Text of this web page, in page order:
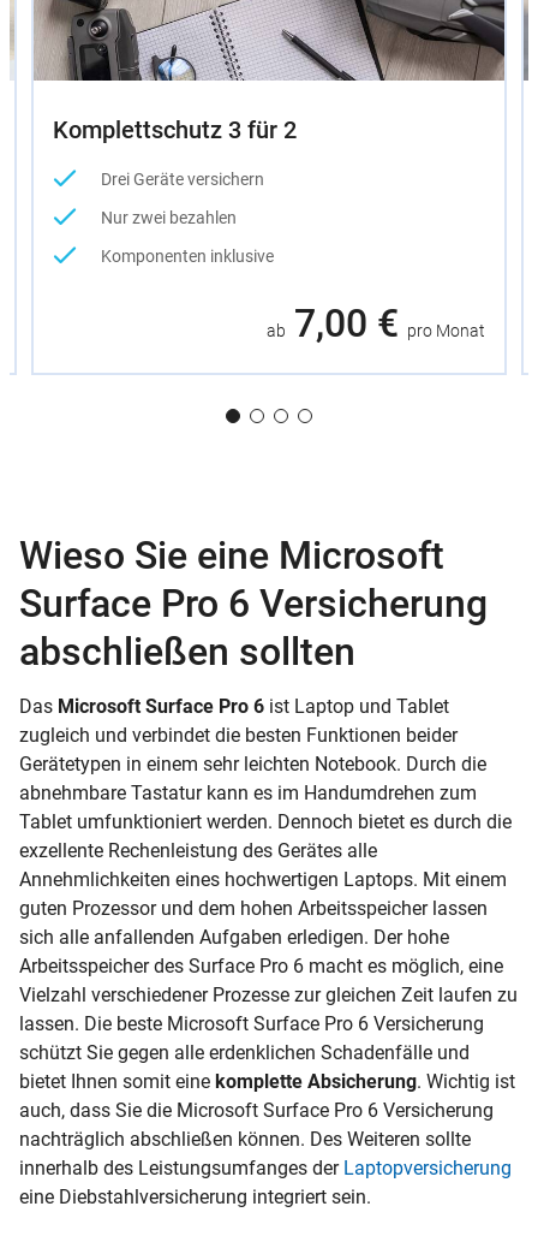
Komplettschutz 3 für 2
Drei Geräte versichern
Nur zwei bezahlen
Komponenten inklusive
ab 7,00 € pro Monat
Wieso Sie eine Microsoft
Surface Pro 6 Versicherung
abschließen sollten
Das Microsoft Surface Pro 6 ist Laptop und Tablet
zugleich und verbindet die besten Funktionen beider
Gerätetypen in einem sehr leichten Notebook. Durch die
abnehmbare Tastatur kann es im Handumdrehen zum
Tablet umfunktioniert werden. Dennoch bietet es durch die
exzellente Rechenleistung des Gerätes alle
Annehmlichkeiten eines hochwertigen Laptops. Mit einem
guten Prozessor und dem hohen Arbeitsspeicher lassen
sich alle anfallenden Aufgaben erledigen. Der hohe
Arbeitsspeicher des Surface Pro 6 macht es möglich, eine
Vielzahl verschiedener Prozesse zur gleichen Zeit laufen zu
lassen. Die beste Microsoft Surface Pro 6 Versicherung
schützt Sie gegen alle erdenklichen Schadenfälle und
bietet Ihnen somit eine komplette Absicherung. Wichtig ist
auch, dass Sie die Microsoft Surface Pro 6 Versicherung
nachträglich abschließen können. Des Weiteren sollte
innerhalb des Leistungsumfanges der Laptopversicherung
eine Diebstahlversicherung integriert sein.